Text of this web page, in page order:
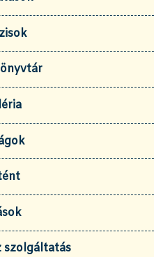
szolgáltatás